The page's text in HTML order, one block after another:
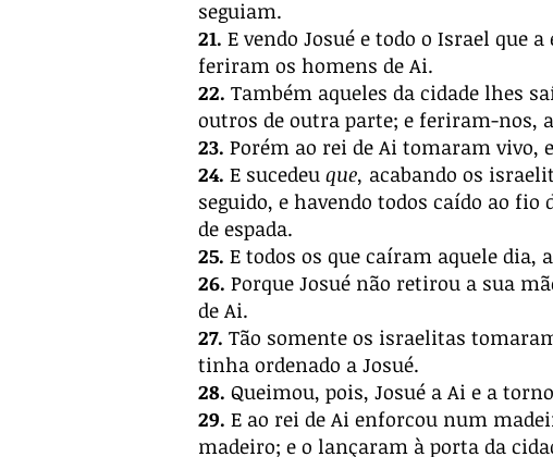
seguiam.
21. E vendo Josué e todo o Israel que
feriram os homens de Ai.
22. Também aqueles da cidade lhes
outros de outra parte; e feriram-nos,
23. Porém ao rei de Ai tomaram vivo,
24. E sucedeu que, acabando os
seguido, e havendo todos caído ao
de espada.
25. E todos os que caíram aquele
26. Porque Josué não retirou a sua
de Ai.
27. Tão somente os israelitas
tinha ordenado a Josué.
28. Queimou, pois, Josué a Ai e a
29. E ao rei de Ai enforcou num
madeiro; e o lançaram à porta da